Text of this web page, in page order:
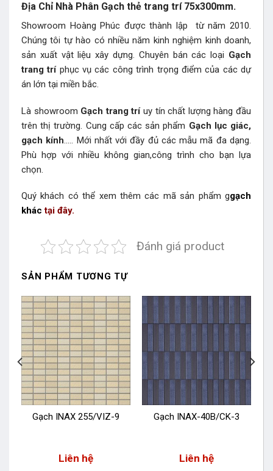
Địa Chỉ Nhà Phân Gạch thẻ trang trí 75x300mm.
Showroom Hoàng Phúc được thành lập từ năm 2010.
Chúng tôi tự hào có nhiều năm kinh nghiệm kinh doanh,
sản xuất vật liệu xây dựng. Chuyên bán các loại Gạch
trang tríphục vụ các công trình trọng điểm của các dự
án lớn tại miền bắc.
Là showroom Gạch trang tríuy tín chất lượng hàng đầu
trên thị trường. Cung cấp các sản phẩm Gạch lục giác,
gạch kính….. Mới nhất với đầy đủ các mẫu mã đa dạng.
Phù hợp với nhiều không gian,công trình cho bạn lựa
chọn.
Quý khách có thể xem thêm các mã sản phẩm ggạch
khác tại đây.
Đánh giá product
SẢN PHẨM TƯƠNG TỰ
Gạch INAX 255/VIZ-9
Liên hệ
Gạch INAX-40B/CK-3
Liên hệ